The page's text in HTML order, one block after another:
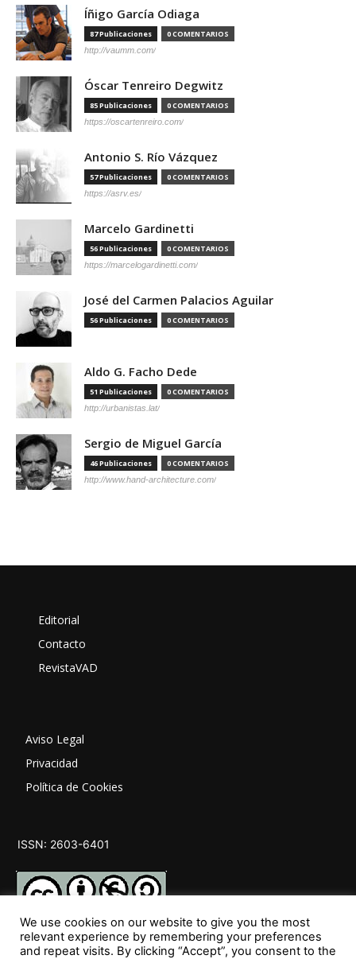
Íñigo García Odiaga
87 Publicaciones 0 COMENTARIOS
http://vaumm.com/
Óscar Tenreiro Degwitz
85 Publicaciones 0 COMENTARIOS
https://oscartenreiro.com/
Antonio S. Río Vázquez
57 Publicaciones 0 COMENTARIOS
https://asrv.es/
Marcelo Gardinetti
56 Publicaciones 0 COMENTARIOS
https://marcelogardinetti.com/
José del Carmen Palacios Aguilar
56 Publicaciones 0 COMENTARIOS
Aldo G. Facho Dede
51 Publicaciones 0 COMENTARIOS
http://urbanistas.lat/
Sergio de Miguel García
46 Publicaciones 0 COMENTARIOS
http://www.hand-architecture.com/
Editorial
Contacto
RevistaVAD
Aviso Legal
Privacidad
Política de Cookies
ISSN: 2603-6401
We use cookies on our website to give you the most
relevant experience by remembering your preferences
and repeat visits. By clicking “Accept”, you consent to the